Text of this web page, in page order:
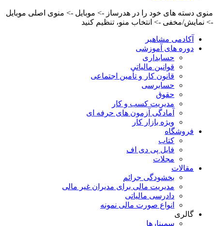
منوی دسته های خود را در هدرساز -> موبایل -> منوی اصلی موبایل
-> نمایش/مخفی -> انتخاب منو، تنظیم کنید
آکادمی مشاهیر
دوره های آموزشی
حسابداری
قوانین مالیاتی
قانون کار و تأمین اجتماعی
حسابرسی
حقوق
مدیریت کسب و کار
آمادگی آزمون های حرفه ای
ویژه بازار کار
فروشگاه
کتاب
فایل پی دی اف
مجلات
مقالات
بخشودگی جرائم
مدیریت مالی برای مدیران غیر مالی
دادرسی مالیاتی
انواع صورت مالی نمونه
گالری
سمینارها